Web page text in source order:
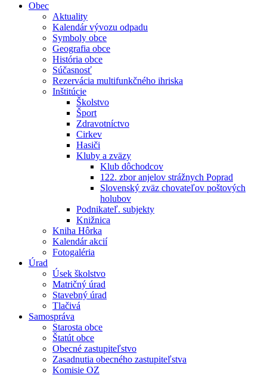
Obec
Aktuality
Kalendár vývozu odpadu
Symboly obce
Geografia obce
História obce
Súčasnosť
Rezervácia multifunkčného ihriska
Inštitúcie
Školstvo
Šport
Zdravotníctvo
Cirkev
Hasiči
Kluby a zväzy
Klub dôchodcov
122. zbor anjelov strážnych Poprad
Slovenský zväz chovateľov poštových
holubov
Podnikateľ. subjekty
Knižnica
Kniha Hôrka
Kalendár akcií
Fotogaléria
Úrad
Úsek školstvo
Matričný úrad
Stavebný úrad
Tlačivá
Samospráva
Starosta obce
Štatút obce
Obecné zastupiteľstvo
Zasadnutia obecného zastupiteľstva
Komisie OZ